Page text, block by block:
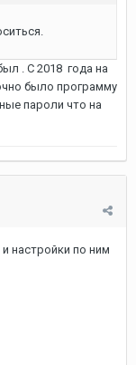
. С 2018 года на
было программу
пароли что на
настройки по ним